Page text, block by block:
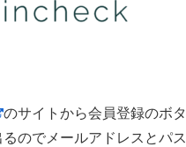
のサイトから会員登録のボタ
のでメールアドレスとパ